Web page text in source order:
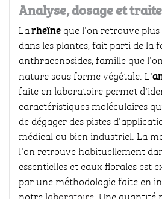
Analyse, dosage et
Larheïne que l'on retrouve
dans les plantes, fait parti de la
anthracenosides, famille que
nature sous forme végétale. L'
faite en laboratoire permet
caractéristiques moléculaires
de dégager des pistes
médical ou bien industriel. La
l'on retrouve habituellement
essentielles et eaux florales est
par une méthodologie faite en
notrelaboratoire. Une quantité